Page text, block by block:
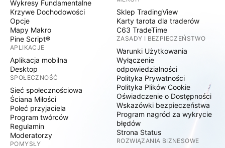
Wykresy Fundamentalne
Krzywe Dochodowości
Opcje
Mapy Makro
Pine Script®
APLIKACJE
Aplikacja mobilna
Desktop
SPOŁECZNOŚĆ
Sieć społecznościowa
Ściana Miłości
Poleć przyjaciela
Program twórców
Regulamin
Moderatorzy
POMYSŁY
Sklep TradingView
Karty tarota dla traderów
C63 TradeTime
ZASADY I BEZPIECZEŃSTWO
Warunki Użytkowania
Wyłączenie
odpowiedzialności
Polityka Prywatności
Polityka Plików Cookie
Oświadczenie o Dostępności
Wskazówki bezpieczeństwa
Program nagród za wykrycie
błędów
Strona Status
ROZWIĄZANIA BIZNESOWE